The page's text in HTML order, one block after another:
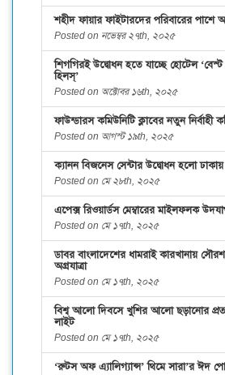
শহীদ ফায়ার ফাইটারদের পরিবারের পাশে
Posted on নভেম্বর ২৭th, ২০২৫
শিগগিরই উদ্বোধন হতে যাচ্ছে হোটেল ‘বেস্ট
হিলস্’
Posted on অক্টোবর ১৬th, ২০২৫
ফাউন্ডারস কমিউনিটি ক্লাবের নতুন নির্বাহী
Posted on আগস্ট ১৯th, ২০২৫
ক্যানন বিজনেস সেন্টার উদ্বোধন হলো ঢাকায়
Posted on মে ২৮th, ২০২৫
এপেক্স রিওয়ার্ডস মেম্বারের মাইলফলক
Posted on মে ১৭th, ২০২৫
ডাবর বাংলাদেশের ধামরাই কারখানায়
অগ্রযাত্রা
Posted on মে ১৭th, ২০২৫
বিশ্ব আলো দিবসে খুশির আলো ছড়ানোর
লাইট
Posted on মে ১৭th, ২০২৫
‘রুটস অফ এ্যালিগ্যান্স’ থিমে সারা’র ঈদ